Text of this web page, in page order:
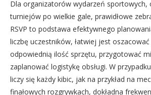
Dla organizatorów wydarzeń sportowych,
turniejów po wielkie gale, prawidłowe
RSVP to podstawa efektywnego
liczbę uczestników, łatwiej jest
odpowiednią ilość sprzętu, przygotować
zaplanować logistykę obsługi. W
liczy się każdy kibic, jak na przykład na
finałowych rozgrywkach, dokładna